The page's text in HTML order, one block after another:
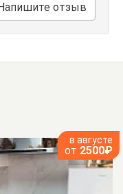
Напишите отзыв
в августе
от 2500₽